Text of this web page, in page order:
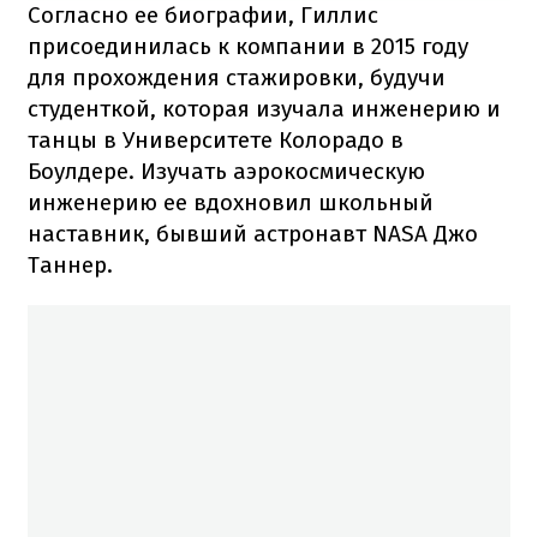
Согласно ее биографии, Гиллис
присоединилась к компании в 2015 году
для прохождения стажировки, будучи
студенткой, которая изучала инженерию и
танцы в Университете Колорадо в
Боулдере. Изучать аэрокосмическую
инженерию ее вдохновил школьный
наставник, бывший астронавт NASA Джо
Таннер.